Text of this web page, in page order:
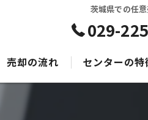
茨城県での任
029-
ート
売却の流れ センターの特